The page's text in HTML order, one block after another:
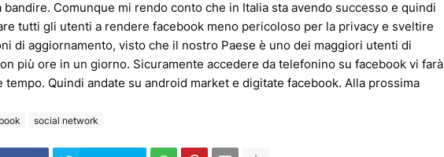
bandire. Comunque mi rendo conto che in Italia sta avendo successo e quindi
tutti gli utenti a rendere facebook meno pericoloso per la privacy e sveltire
di aggiornamento, visto che il nostro Paese è uno dei maggiori utenti di
più ore in un giorno. Sicuramente accedere da telefonino su facebook vi farà
tempo. Quindi andate su android market e digitate facebook. Alla prossima
social network